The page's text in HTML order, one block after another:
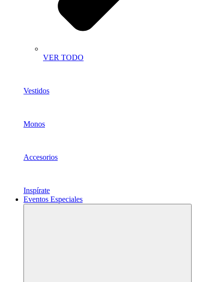
VER TODO
Vestidos
Monos
Accesorios
Inspírate
Eventos Especiales